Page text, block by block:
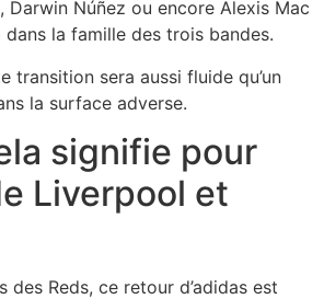
Darwin Núñez ou encore Alexis Mac
dans la famille des trois bandes.
transition sera aussi fluide qu’un
la surface adverse.
signifie pour
Liverpool et
des Reds, ce retour d’adidas est